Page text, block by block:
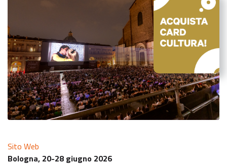
Sito Web
Bologna, 20-28 giugno 2026